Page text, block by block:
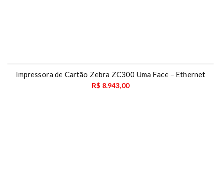
Impressora de Cartão Zebra ZC300 Uma Face – Ethernet
R$ 8.943,00